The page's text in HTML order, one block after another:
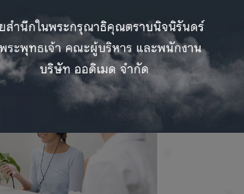
ากาศได้แล้ว ผู้ตรวจยังสามารถเลือกการตรวจแบบ Quick
ใช้วิธีปล่อยความดังคงที่ หรือการตรวจที่ระดับความดังคง